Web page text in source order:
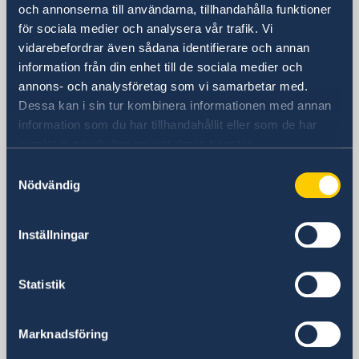
och annonserna till användarna, tillhandahålla funktioner
för sociala medier och analysera vår trafik. Vi
vidarebefordrar även sådana identifierare och annan
information från din enhet till de sociala medier och
annons- och analysföretag som vi samarbetar med.
Dessa kan i sin tur kombinera informationen med annan
information som du har tillhandahållit eller som de har
Nödvändig
Inställningar
Statistik
Marknadsföring
Postadress
Embassy of Sweden
P.M.B. 569
Garki, Abuja FCT
Nigeria
Telefonnummer
+234 209 9047 302 (temp: +234
Migrationsärenden
E-postadress
migration.abuja@gov.se
medborgare